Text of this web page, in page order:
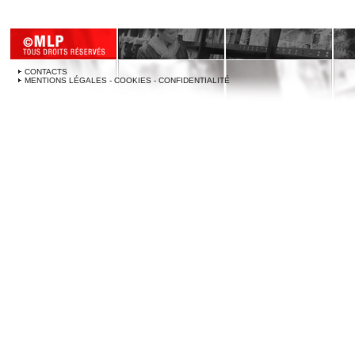
CONTACTS
MENTIONS LÉGALES - COOKIES - CONFIDENTIALITÉ